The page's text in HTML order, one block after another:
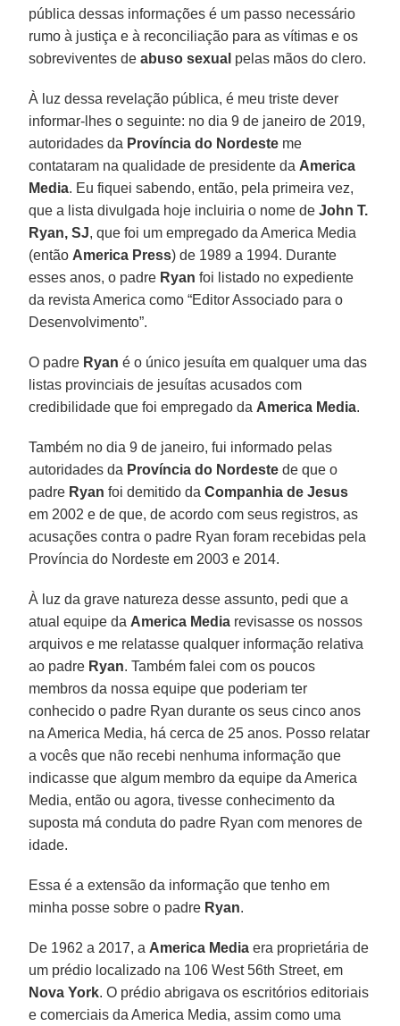
pública dessas informações é um passo necessário
rumo à justiça e à reconciliação para as vítimas e os
sobreviventes deabuso sexual pelas mãos do clero.
À luz dessa revelação pública, é meu triste dever
informar-lhes o seguinte: no dia 9 de janeiro de 2019,
autoridades da Província do Nordeste me
contataram na qualidade de presidente da America
Media. Eu fiquei sabendo, então, pela primeira vez,
que a lista divulgada hoje incluiria o nome deJohn T.
Ryan, SJ, que foi um empregado da America Media
(então America Press) de 1989 a 1994. Durante
esses anos, o padre Ryan foi listado no expediente
da revista America como “Editor Associado para o
Desenvolvimento”.
O padre Ryan é o único jesuíta em qualquer uma das
listas provinciais de jesuítas acusados com
credibilidade que foi empregado da America Media.
Também no dia 9 de janeiro, fui informado pelas
autoridades da Província do Nordeste de que o
padre Ryan foi demitido daCompanhia de Jesus
em 2002 e de que, de acordo com seus registros, as
acusações contra o padre Ryan foram recebidas pela
Província do Nordeste em 2003 e 2014.
À luz da grave natureza desse assunto, pedi que a
atual equipe da America Media revisasse os nossos
arquivos e me relatasse qualquer informação relativa
ao padre Ryan. Também falei com os poucos
membros da nossa equipe que poderiam ter
conhecido o padre Ryan durante os seus cinco anos
na America Media, há cerca de 25 anos. Posso relatar
a vocês que não recebi nenhuma informação que
indicasse que algum membro da equipe da America
Media, então ou agora, tivesse conhecimento da
suposta má conduta do padre Ryan com menores de
idade.
Essa é a extensão da informação que tenho em
minha posse sobre o padre Ryan.
De 1962 a 2017, a America Media era proprietária de
um prédio localizado na 106 West 56th Street, em
Nova York. O prédio abrigava os escritórios editoriais
e comerciais da America Media, assim como uma